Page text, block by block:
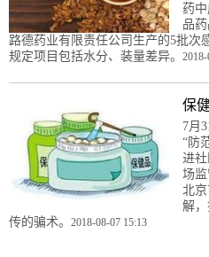
药
品
路德药业有限责任公司生产的5批次
规定项目包括水分、装量差异。
保
7月
“防
进
场
北
解
传的骗术。 2018-08-07 15:13